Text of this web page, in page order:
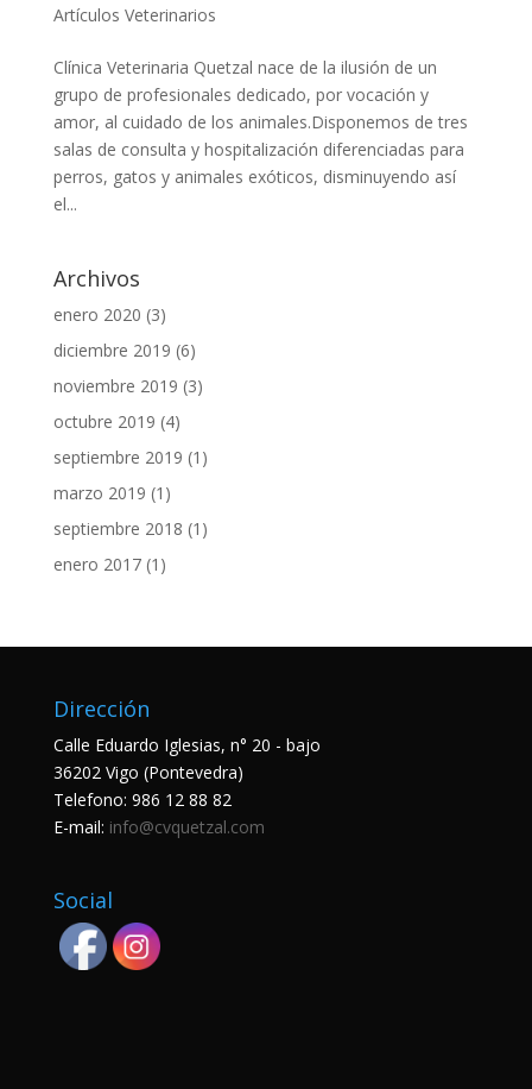
Artículos Veterinarios
Clínica Veterinaria Quetzal nace de la ilusión de un
grupo de profesionales dedicado, por vocación y
amor, al cuidado de los animales.Disponemos de tres
salas de consulta y hospitalización diferenciadas para
perros, gatos y animales exóticos, disminuyendo así
el...
Archivos
enero 2020 (3)
diciembre 2019 (6)
noviembre 2019 (3)
octubre 2019 (4)
septiembre 2019 (1)
marzo 2019 (1)
septiembre 2018 (1)
enero 2017(1)
Dirección
Calle Eduardo Iglesias, n° 20 - bajo
36202 Vigo (Pontevedra)
Telefono: 986 12 88 82
E-mail: info@cvquetzal.com
Social